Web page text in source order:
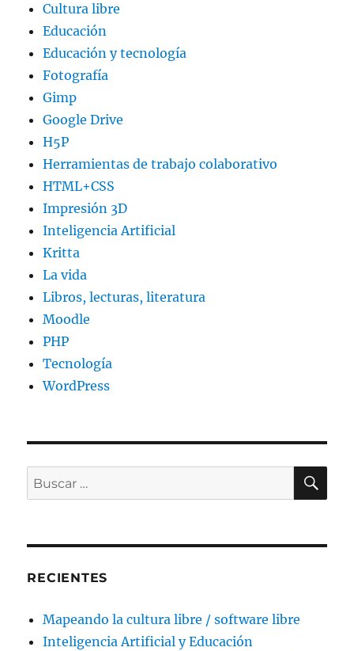
Cultura libre
Educación
Educación y tecnología
Fotografía
Gimp
Google Drive
H5P
Herramientas de trabajo colaborativo
HTML+CSS
Impresión 3D
Inteligencia Artificial
Kritta
La vida
Libros, lecturas, literatura
Moodle
PHP
Tecnología
WordPress
Buscar
por:
RECIENTES
Mapeando la cultura libre / software libre
Inteligencia Artificial y Educación